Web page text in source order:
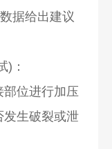
据给出建议
)：
位进行加压
发生破裂或泄